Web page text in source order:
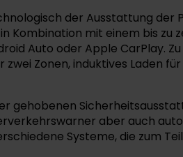
der Ausstattung
Kombination mit einem bis
Auto oder Apple CarPlay.
Zonen, induktives Laden
gehobenen
aber auch
Systeme, die zum